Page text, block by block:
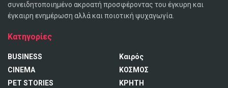
συνειδητοποιημένο ακροατή προσφέροντας του έγκυρη και
έγκαιρη ενημέρωση αλλά και ποιοτική ψυχαγωγία.
Κατηγορίες
BUSINESS
CINEMA
PET STORIES
Καιρός
ΚΟΣΜΟΣ
ΚΡΗΤΗ